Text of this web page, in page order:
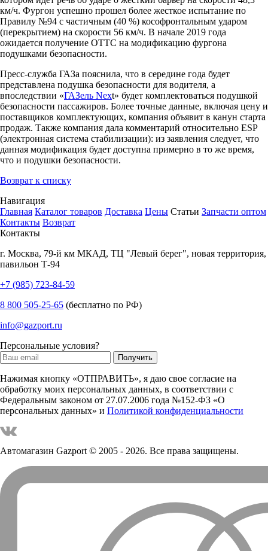
км/ч. Фургон успешно прошел более жесткое испытание по
Правилу №94 с частичным (40 %) кософронтальным ударом
(перекрытием) на скорости 56 км/ч. В начале 2019 года
ожидается получение ОТТС на модификацию фургона
подушками безопасности.
Пресс-служба ГАЗа пояснила, что в середине года будет
представлена подушка безопасности для водителя, а
впоследствии «ГАЗель Next» будет комплектоваться подушкой
безопасности пассажиров. Более точные данные, включая цену и
поставщиков комплектующих, компания объявит в канун старта
продаж. Также компания дала комментарий относительно ESP
(электронная система стабилизации): из заявления следует, что
данная модификация будет доступна примерно в то же время,
что и подушки безопасности.
Возврат к списку
Навигация
Главная Каталог товаров Доставка Цены Статьи Запчасти оптом
Контакты Возврат
Контакты
г. Москва, 79-й км МКАД, ТЦ "Левый берег", новая территория,
павильон Т-94
+7 (985) 723-84-59
8 800 505-25-65 (бесплатно по РФ)
info@gazport.ru
Персональные условия?
Нажимая кнопку «ОТПРАВИТЬ», я даю свое согласие на
обработку моих персональных данных, в соответствии с
Федеральным законом от 27.07.2006 года №152-ФЗ «О
персональных данных» и Политикой конфиденциальности
Автомагазин Gazport © 2005 - 2026. Все права защищены.